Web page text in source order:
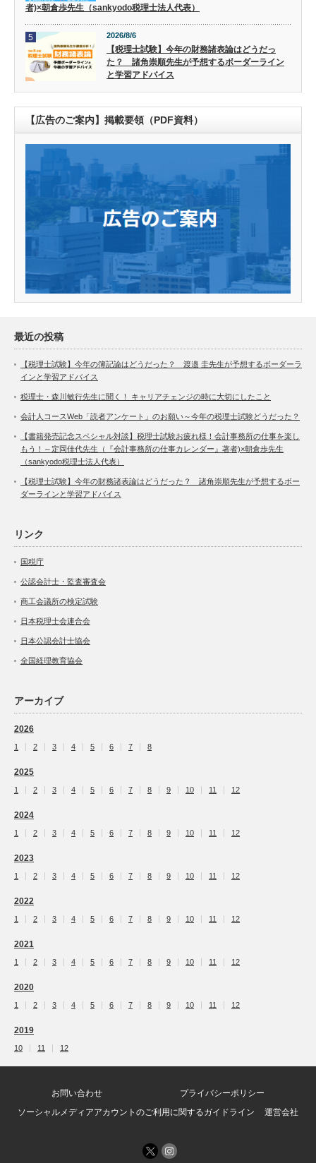
者)×朝倉歩先生（sankyodo税理士法人代表）
5 2026/8/6
【税理士試験】今年の財務諸表論はどうだっ
た？ 諸角崇順先生が予想するボーダーライン
と学習アドバイス
【広告のご案内】掲載要領（PDF資料）
最近の投稿
【税理士試験】今年の簿記論はどうだった？ 渡邉 圭先生が予想するボーダーラ
インと学習アドバイス
税理士・森川敏行先生に聞く！ キャリアチェンジの時に大切にしたこと
会計人コースWeb「読者アンケート」のお願い～今年の税理士試験どうだった？
【書籍発売記念スペシャル対談】税理士試験お疲れ様！会計事務所の仕事を楽し
もう！～定岡佳代先生（『会計事務所の仕事カレンダー』著者)×朝倉歩先生
（sankyodo税理士法人代表）
【税理士試験】今年の財務諸表論はどうだった？ 諸角崇順先生が予想するボー
ダーラインと学習アドバイス
リンク
国税庁
公認会計士・監査審査会
商工会議所の検定試験
日本税理士会連合会
日本公認会計士協会
全国経理教育協会
アーカイブ
2026
1 2 3 4 5 6 7 8
2025
1 2 3 4 5 6 7 8 9 10 11 12
2024
1 2 3 4 5 6 7 8 9 10 11 12
2023
1 2 3 4 5 6 7 8 9 10 11 12
2022
1 2 3 4 5 6 7 8 9 10 11 12
2021
1 2 3 4 5 6 7 8 9 10 11 12
2020
1 2 3 4 5 6 7 8 9 10 11 12
2019
10 11 12
お問い合わせ
プライバシーポリシー
ソーシャルメディアアカウントのご利用に関するガイドライン
運営会社